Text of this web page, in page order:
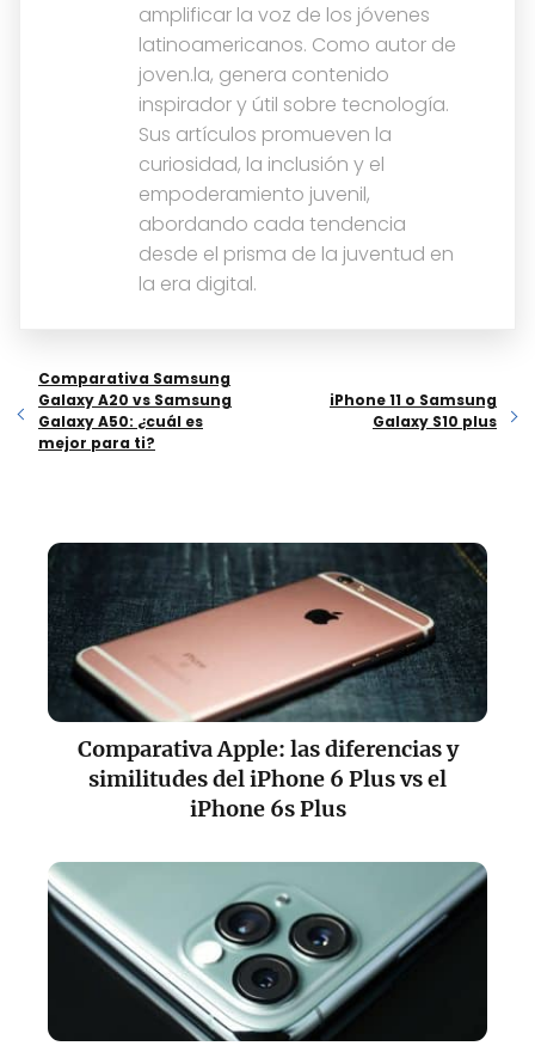
amplificar la voz de los jóvenes
latinoamericanos. Como autor de
joven.la, genera contenido
inspirador y útil sobre tecnología.
Sus artículos promueven la
curiosidad, la inclusión y el
empoderamiento juvenil,
abordando cada tendencia
desde el prisma de la juventud en
la era digital.
Comparativa Samsung
Galaxy A20 vs Samsung
Galaxy A50: ¿cuál es
mejor para ti?
iPhone 11 o Samsung
Galaxy S10 plus
Comparativa Apple: las diferencias y
similitudes del iPhone 6 Plus vs el
iPhone 6s Plus